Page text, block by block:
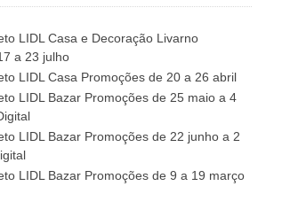
LIDL Casa e Decoração Livarno
a 23 julho
LIDL Casa Promoções de 20 a 26 abril
LIDL Bazar Promoções de 25 maio a 4
LIDL Bazar Promoções de 22 junho a 2
LIDL Bazar Promoções de 9 a 19 março